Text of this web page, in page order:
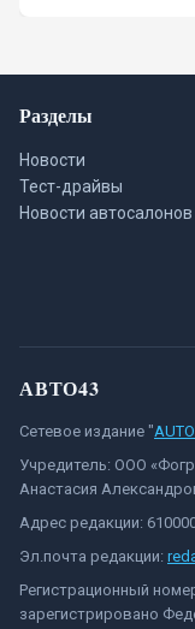
Разделы
Новости
Тест-драйвы
Новости автосалонов
АВТО43
Сетевое издание "
Учредитель: ООО
Анастасия
Адрес редакции:
Эл.почта редакции:
Регистрационный
зарегистрировано